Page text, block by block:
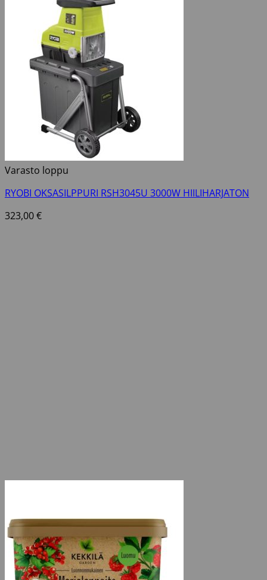
Varasto loppu
RYOBI OKSASILPPURI RSH3045U 3000W HIILIHARJATON
323,00€